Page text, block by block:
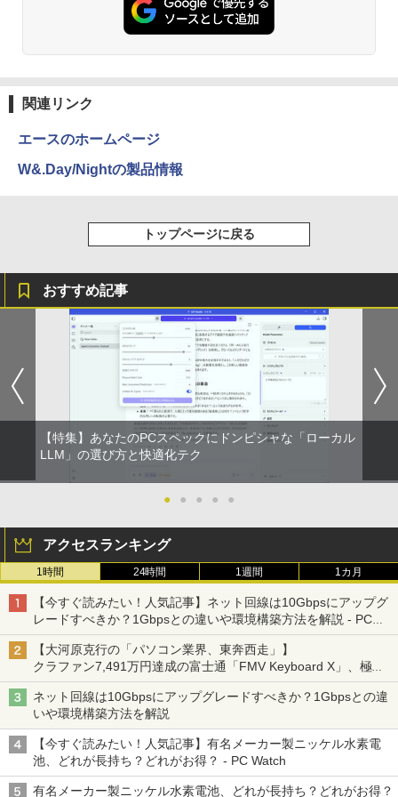
C パソコン テレワーク応援
￥91,999
￥13,999
強炭酸水 ペットボトル 500ミリリットル (Sm
art Basic)
【Amazon.co.jp限定】 伊藤園 磨かれて、澄
みきった日本の水 2L 8本 ラベルレス [ ケース
] [ 水 ] [ ペットボトル ] [ 箱買い ] [ ストック
] [ 水分補給 ]
-
￥594
￥572
版ビッグガンガンコミックス)
￥810
関連リンク
エースのホームページ
W&.Day/Nightの製品情報
トップページに戻る
おすすめ記事
【特集】あなたのPCスペックにドンピシャな「ローカル
LLM」の選び方と快適化テク
● ● ● ● ●
アクセスランキング
1時間 24時間 1週間 1カ月
【今すぐ読みたい！人気記事】ネット回線は10Gbpsにアップグ
レードすべきか？1Gbpsとの違いや環境構築方法を解説 - PC
Watch
【大河原克行の「パソコン業界、東奔西走」】
クラファン7,491万円達成の富士通「FMV Keyboard X」、極限
の静音化を追求
ネット回線は10Gbpsにアップグレードすべきか？1Gbpsとの違
いや環境構築方法を解説
【今すぐ読みたい！人気記事】有名メーカー製ニッケル水素電
池、どれが長持ち？どれがお得？ - PC Watch
有名メーカー製ニッケル水素電池、どれが長持ち？どれがお得？